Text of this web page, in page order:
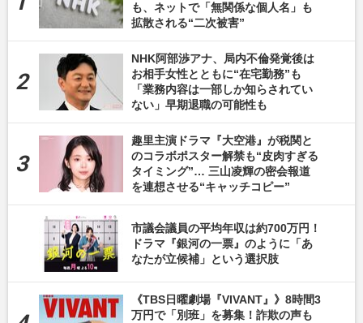
も、ネットで「無関係な個人名」も
拡散される“二次被害”
NHK阿部渉アナ、局内不倫発覚後は
お相手女性とともに“在宅勤務”も
「業務内容は一部しか知らされてい
ない」早期退職の可能性も
趣里主演ドラマ『大空港』が税関と
のコラボポスター解禁も“皮肉すぎる
タイミング”… 三山凌輝の密会報道
を連想させる“キャッチコピー”
市議会議員の平均年収は約700万円！
ドラマ『銀河の一票』のように「あ
なたが立候補」という選択肢
《TBS日曜劇場『VIVANT』》8時間3
万円で「別班」を募集！詐欺の声も